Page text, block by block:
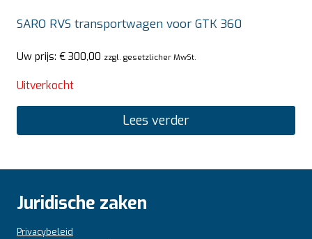
SARO RVS transportwagen voor GTK 360
Uw prijs: € 300,00 zzgl. gesetzlicher MwSt.
Uitverkocht
Lees verder
Juridische zaken
Privacybeleid